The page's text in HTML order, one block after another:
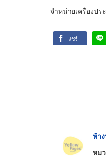
จำหน่ายเครื่องปร
แชร์
ห้า
หม